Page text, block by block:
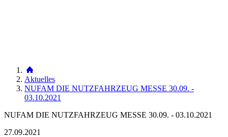
Aktuelles
NUFAM DIE NUTZFAHRZEUG MESSE 30.09. -
03.10.2021
NUFAM DIE NUTZFAHRZEUG MESSE 30.09. - 03.10.2021
27.09.2021